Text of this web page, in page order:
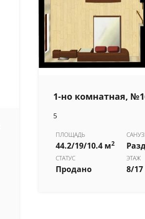
1-но комнатная,
5
ПЛОЩАДЬ
44.2/19/10.4 м2
СТАТУС
Продано
ЭТАЖ
8/17